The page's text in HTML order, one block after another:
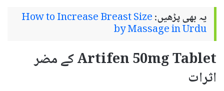
یہ بھی پڑھیں:How to Increase Breast Size
by Massage in Urdu
Artifen 50mg Tablet کے مضر
اثرات